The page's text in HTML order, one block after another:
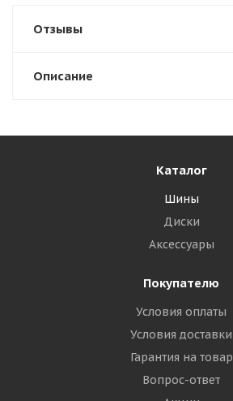
Отзывы
Описание
Каталог
Шины
Диски
Аксессуары
Покупателю
Условия оплаты
Условия доставки
Гарантия на товар
Вопрос-ответ